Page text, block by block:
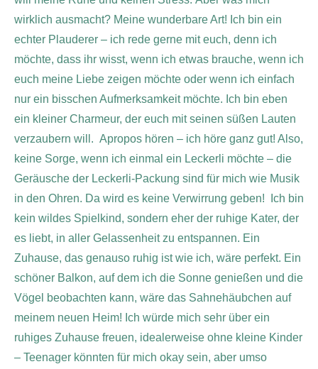
wirklich ausmacht? Meine wunderbare Art! Ich bin ein
echter Plauderer – ich rede gerne mit euch, denn ich
möchte, dass ihr wisst, wenn ich etwas brauche, wenn ich
euch meine Liebe zeigen möchte oder wenn ich einfach
nur ein bisschen Aufmerksamkeit möchte. Ich bin eben
ein kleiner Charmeur, der euch mit seinen süßen Lauten
verzaubern will. Apropos hören – ich höre ganz gut! Also,
keine Sorge, wenn ich einmal ein Leckerli möchte – die
Geräusche der Leckerli-Packung sind für mich wie Musik
in den Ohren. Da wird es keine Verwirrung geben!
Ich bin
kein wildes Spielkind, sondern eher der ruhige Kater, der
es liebt, in aller Gelassenheit zu entspannen. Ein
Zuhause, das genauso ruhig ist wie ich, wäre perfekt. Ein
schöner Balkon, auf dem ich die Sonne genießen und die
Vögel beobachten kann, wäre das Sahnehäubchen auf
meinem neuen Heim! Ich würde mich sehr über ein
ruhiges Zuhause freuen, idealerweise ohne kleine Kinder
– Teenager könnten für mich okay sein, aber umso